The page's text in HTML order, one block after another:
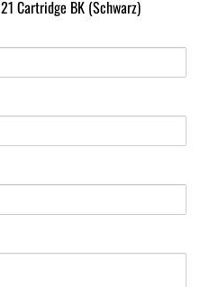
Cartridge BK (Schwarz)